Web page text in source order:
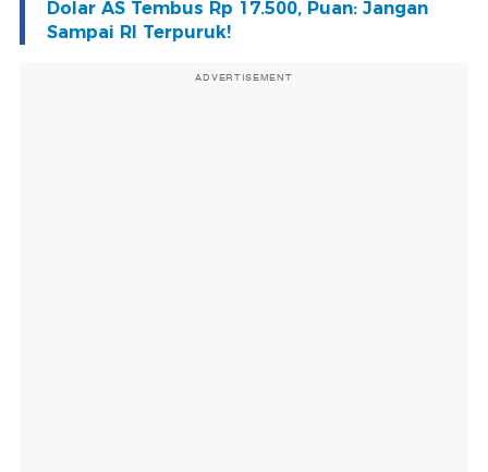
Dolar AS Tembus Rp 17.500, Puan: Jangan
Sampai RI Terpuruk!
ADVERTISEMENT